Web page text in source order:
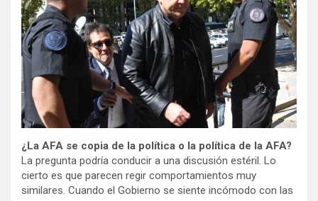
¿La AFA se copia de la política o la política de la AFA?
La pregunta podría conducir a una discusión estéril. Lo
cierto es que parecen regir comportamientos muy
similares. Cuando el Gobierno se siente incómodo con las